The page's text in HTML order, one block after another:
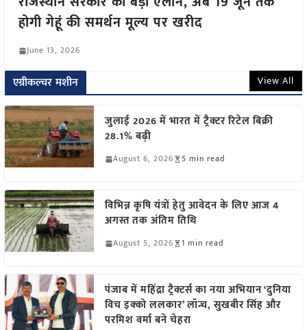
होगी गेहूं की समर्थन मूल्य पर खरीद
June 13, 2026
एग्रीकल्चर मशीन View All
जुलाई 2026 में भारत में ट्रैक्टर रिटेल बिक्री
28.1% बढ़ी
August 6, 2026 5 min read
विभिन्न कृषि यंत्रों हेतु आवेदन के लिए आज 4
अगस्त तक अंतिम तिथि
August 5, 2026 1 min read
पंजाब में महिंद्रा ट्रैक्टर्स का नया अभियान ‘दुनिया
विच इक्को ललकार’ लॉन्च, सुखबीर सिंह और
परमिश वर्मा बने चेहरा